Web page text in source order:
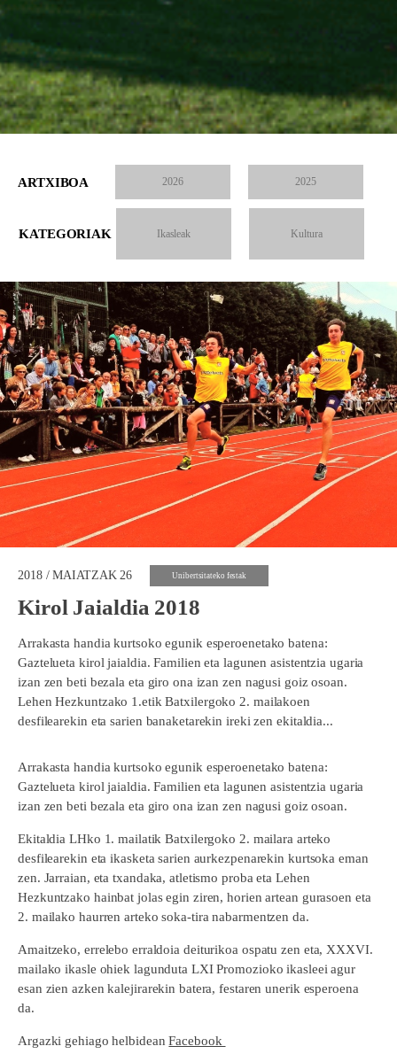
ARTXIBOA 2026 2025
KATEGORIAK Ikasleak Kultura
2018 / MAIATZAK 26 Unibertsitateko festak
Kirol Jaialdia 2018
Arrakasta handia kurtsoko egunik esperoenetako batena:
Gaztelueta kirol jaialdia. Familien eta lagunen asistentzia ugaria
izan zen beti bezala eta giro ona izan zen nagusi goiz osoan.
Lehen Hezkuntzako 1.etik Batxilergoko 2. mailakoen
desfilearekin eta sarien banaketarekin ireki zen ekitaldia...
Arrakasta handia kurtsoko egunik esperoenetako batena:
Gaztelueta kirol jaialdia. Familien eta lagunen asistentzia ugaria
izan zen beti bezala eta giro ona izan zen nagusi goiz osoan.
Ekitaldia LHko 1. mailatik Batxilergoko 2. mailara arteko
desfilearekin eta ikasketa sarien aurkezpenarekin kurtsoka eman
zen. Jarraian, eta txandaka, atletismo proba eta Lehen
Hezkuntzako hainbat jolas egin ziren, horien artean gurasoen eta
2. mailako haurren arteko soka-tira nabarmentzen da.
Amaitzeko, errelebo erraldoia deiturikoa ospatu zen eta, XXXVI.
mailako ikasle ohiek lagunduta LXI Promozioko ikasleei agur
esan zien azken kalejirarekin batera, festaren unerik esperoena
da.
Argazki gehiago helbideanFacebook